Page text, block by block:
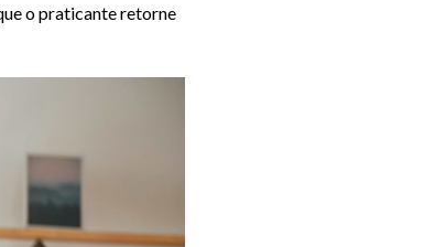
o praticante retorne